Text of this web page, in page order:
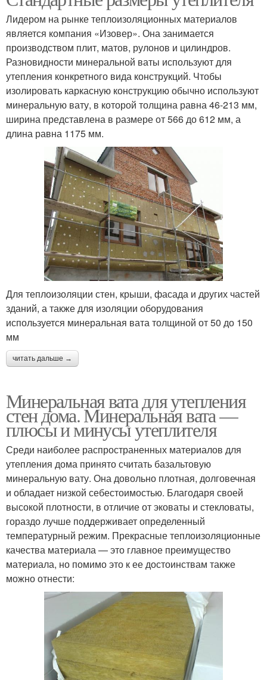
Лидером на рынке теплоизоляционных материалов
является компания «Изовер». Она занимается
производством плит, матов, рулонов и цилиндров.
Разновидности минеральной ваты используют для
утепления конкретного вида конструкций. Чтобы
изолировать каркасную конструкцию обычно используют
минеральную вату, в которой толщина равна 46-213 мм,
ширина представлена в размере от 566 до 612 мм, а
длина равна 1175 мм.
Для теплоизоляции стен, крыши, фасада и других частей
зданий, а также для изоляции оборудования
используется минеральная вата толщиной от 50 до 150
мм
читать дальше →
Минеральная вата для утепления
стен дома. Минеральная вата —
плюсы и минусы утеплителя
Среди наиболее распространенных материалов для
утепления дома принято считать базальтовую
минеральную вату. Она довольно плотная, долговечная
и обладает низкой себестоимостью. Благодаря своей
высокой плотности, в отличие от эковаты и стекловаты,
гораздо лучше поддерживает определенный
температурный режим. Прекрасные теплоизоляционные
качества материала — это главное преимущество
материала, но помимо это к ее достоинствам также
можно отнести: